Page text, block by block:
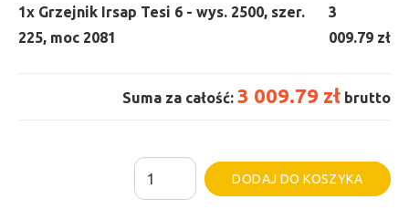
1x Grzejnik Irsap Tesi 6 - wys. 2500, szer.
225, moc 2081
3
009.79 zł
Suma za całość: 3 009.79 zł brutto
ilość
Grzejnik
DODAJ DO KOSZYKA